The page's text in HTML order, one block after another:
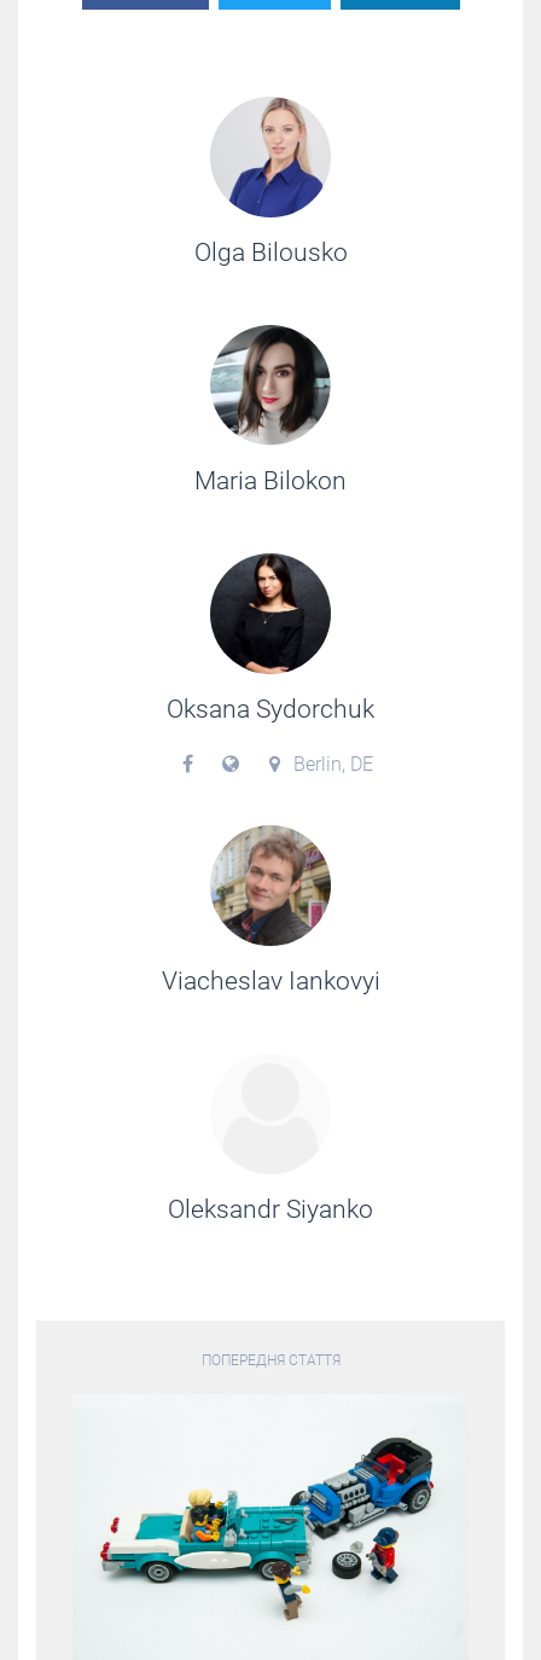
Olga Bilousko
Maria Bilokon
Oksana Sydorchuk
Berlin, DE
Viacheslav Iankovyi
Oleksandr Siyanko
ПОПЕРЕДНЯ СТАТТЯ